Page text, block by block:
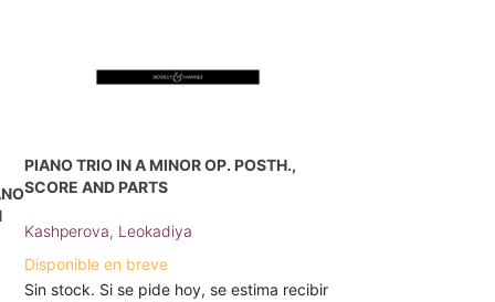
PIANO TRIO IN A MINOR OP. POSTH.,
SCORE AND PARTS
Kashperova, Leokadiya
Disponible en breve
Sin stock. Si se pide hoy, se estima recibir